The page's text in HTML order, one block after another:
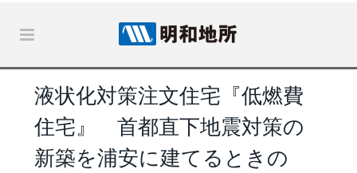
液状化対策注文住宅『低燃費
住宅』 首都直下地震対策の
新築を浦安に建てるときの